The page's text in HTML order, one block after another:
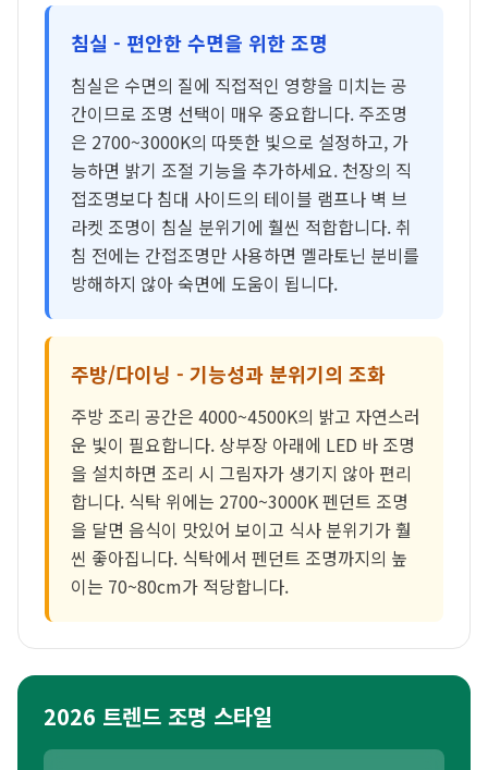
침실 - 편안한 수면을 위한 조명
침실은 수면의 질에 직접적인 영향을 미치는 공
간이므로 조명 선택이 매우 중요합니다. 주조명
은 2700~3000K의 따뜻한 빛으로 설정하고, 가
능하면 밝기 조절 기능을 추가하세요. 천장의 직
접조명보다 침대 사이드의 테이블 램프나 벽 브
라켓 조명이 침실 분위기에 훨씬 적합합니다. 취
침 전에는 간접조명만 사용하면 멜라토닌 분비를
방해하지 않아 숙면에 도움이 됩니다.
주방/다이닝 - 기능성과 분위기의 조화
주방 조리 공간은 4000~4500K의 밝고 자연스러
운 빛이 필요합니다. 상부장 아래에 LED 바 조명
을 설치하면 조리 시 그림자가 생기지 않아 편리
합니다. 식탁 위에는 2700~3000K 펜던트 조명
을 달면 음식이 맛있어 보이고 식사 분위기가 훨
씬 좋아집니다. 식탁에서 펜던트 조명까지의 높
이는 70~80cm가 적당합니다.
2026 트렌드 조명 스타일